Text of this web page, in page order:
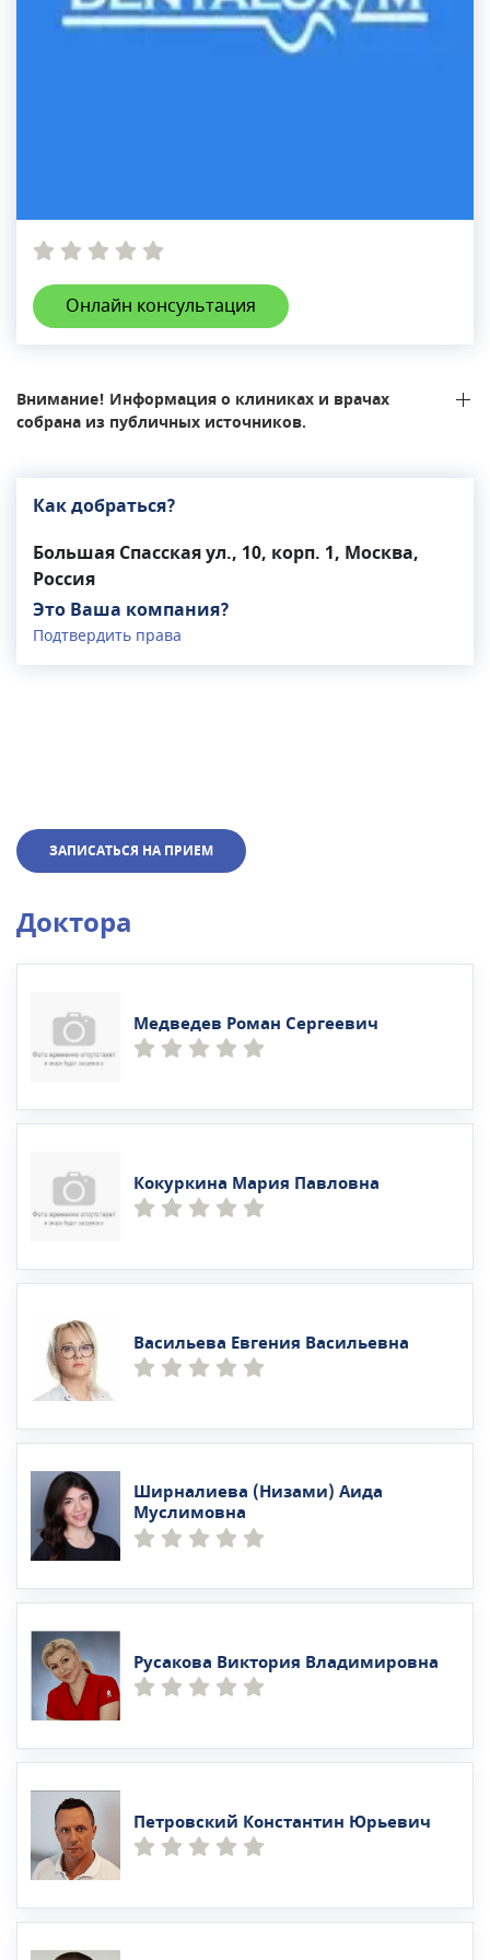
Онлайн консультация
Внимание! Информация о клиниках и врачах
собрана из публичных источников.
Как добраться?
Большая Спасская ул., 10, корп. 1, Москва,
Россия
Это Ваша компания?
Подтвердить права
ЗАПИСАТЬСЯ НА ПРИЕМ
Доктора
Медведев Роман Сергеевич
Кокуркина Мария Павловна
Васильева Евгения Васильевна
Ширналиева (Низами) Аида
Муслимовна
Русакова Виктория Владимировна
Петровский Константин Юрьевич